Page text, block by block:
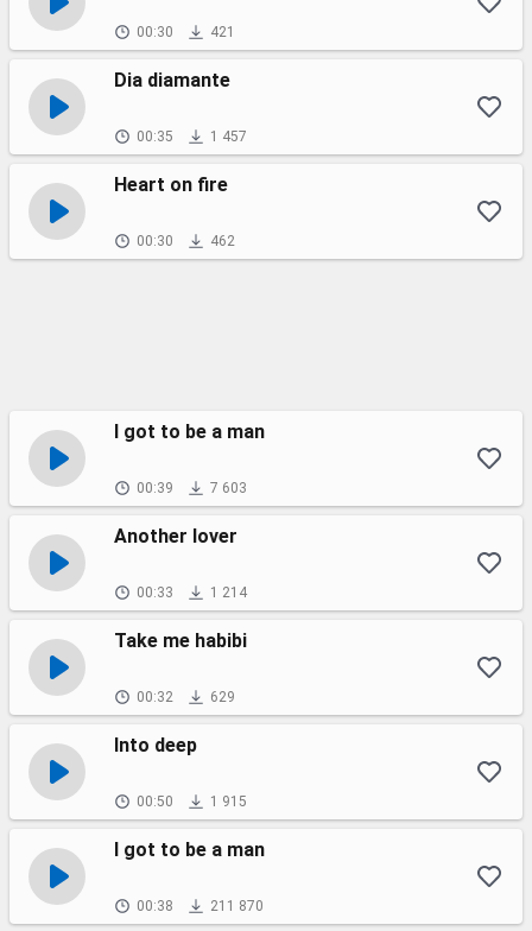
00:30 421
Dia diamante
00:35 1 457
Heart on fire
00:30 462
I got to be a man
00:39 7 603
Another lover
00:33 1 214
Take me habibi
00:32 629
Into deep
00:50 1 915
I got to be a man
00:38 211 870